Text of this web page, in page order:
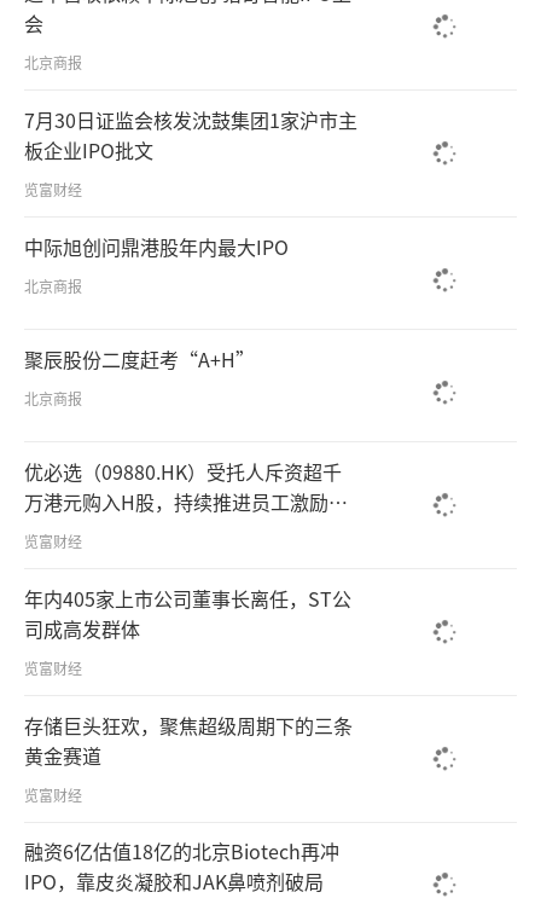
会
北京商报
7月30日证监会核发沈鼓集团1家沪市主
板企业IPO批文
览富财经
中际旭创问鼎港股年内最大IPO
北京商报
聚辰股份二度赶考“A+H”
北京商报
优必选（09880.HK）受托人斥资超千
万港元购入H股，持续推进员工激励计
划
览富财经
年内405家上市公司董事长离任，ST公
司成高发群体
览富财经
存储巨头狂欢，聚焦超级周期下的三条
黄金赛道
览富财经
融资6亿估值18亿的北京Biotech再冲
IPO，靠皮炎凝胶和JAK鼻喷剂破局